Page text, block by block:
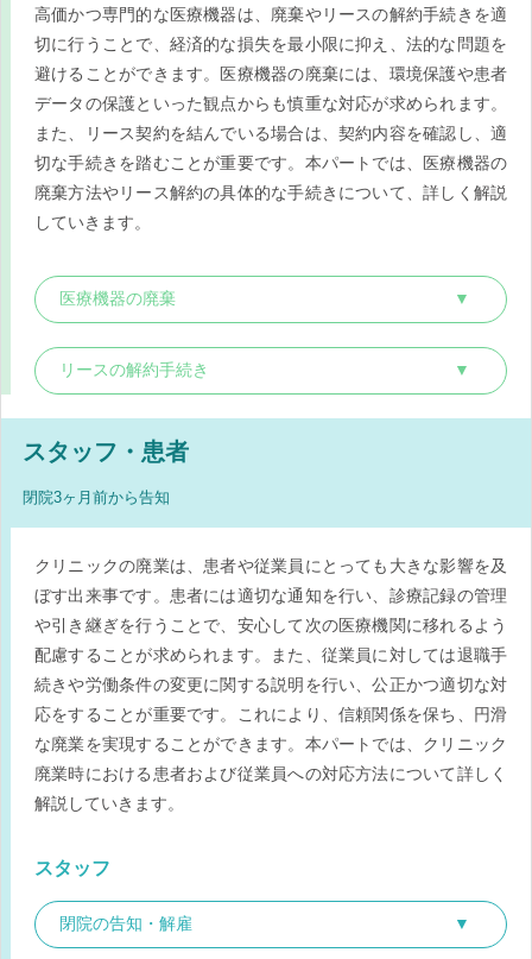
高価かつ専門的な医療機器は、廃棄やリースの解約手続きを適
切に行うことで、経済的な損失を最小限に抑え、法的な問題を
避けることができます。医療機器の廃棄には、環境保護や患者
データの保護といった観点からも慎重な対応が求められます。
また、リース契約を結んでいる場合は、契約内容を確認し、適
切な手続きを踏むことが重要です。本パートでは、医療機器の
廃棄方法やリース解約の具体的な手続きについて、詳しく解説
していきます。
医療機器の廃棄
リースの解約手続き
スタッフ・患者
閉院3ヶ月前から告知
クリニックの廃業は、患者や従業員にとっても大きな影響を及
ぼす出来事です。患者には適切な通知を行い、診療記録の管理
や引き継ぎを行うことで、安心して次の医療機関に移れるよう
配慮することが求められます。また、従業員に対しては退職手
続きや労働条件の変更に関する説明を行い、公正かつ適切な対
応をすることが重要です。これにより、信頼関係を保ち、円滑
な廃業を実現することができます。本パートでは、クリニック
廃業時における患者および従業員への対応方法について詳しく
解説していきます。
スタッフ
閉院の告知・解雇